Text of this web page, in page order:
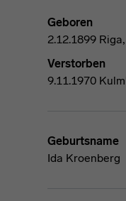
Geboren
2.12.1899
Verstorben
9.11.1970
Geburtsname
Ida Kroenberg